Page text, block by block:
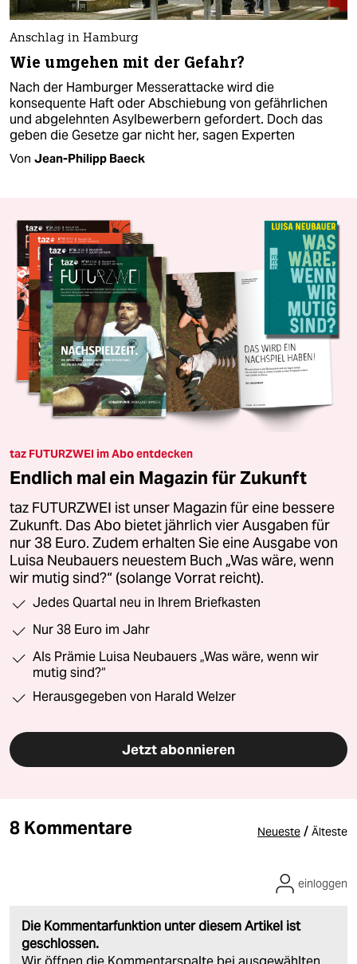
Anschlag in Hamburg
Wie umgehen mit der Gefahr?
Nach der Hamburger Messerattacke wird die
konsequente Haft oder Abschiebung von gefährlichen
und abgelehnten Asylbewerbern gefordert. Doch das
geben die Gesetze gar nicht her, sagen Experten
Von Jean-Philipp Baeck
taz FUTURZWEI im Abo entdecken
Endlich mal ein Magazin für Zukunft
taz FUTURZWEI ist unser Magazin für eine bessere
Zukunft. Das Abo bietet jährlich vier Ausgaben für
nur 38 Euro. Zudem erhalten Sie eine Ausgabe von
Luisa Neubauers neuestem Buch „Was wäre, wenn
wir mutig sind?“ (solange Vorrat reicht).
Jedes Quartal neu in Ihrem Briefkasten
Nur 38 Euro im Jahr
Als Prämie Luisa Neubauers „Was wäre, wenn wir
mutig sind?“
Herausgegeben von Harald Welzer
Jetzt abonnieren
8 Kommentare Neueste / Älteste
Die Kommentarfunktion unter diesem Artikel ist
geschlossen.
einloggen